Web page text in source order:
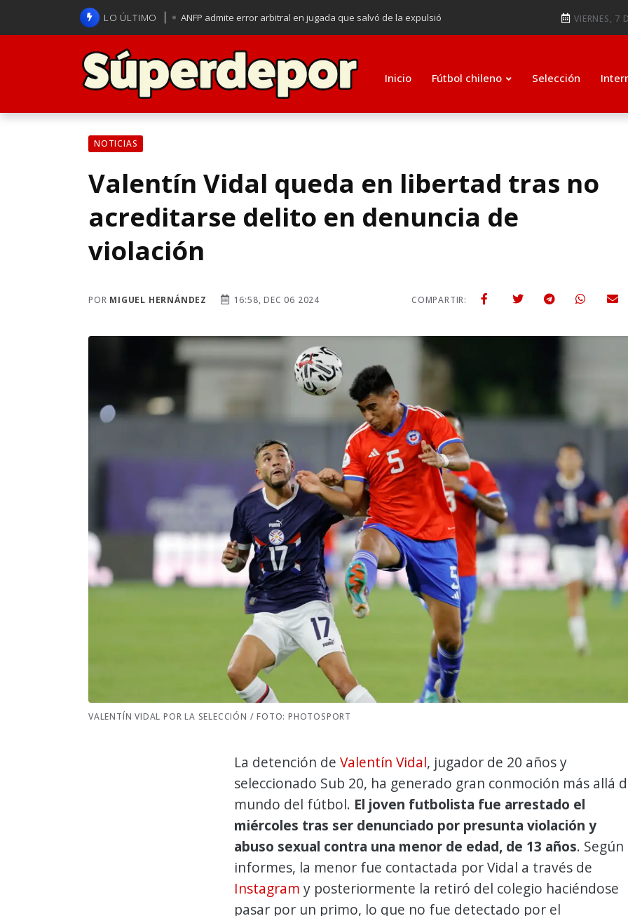
LO ÚLTIMO ANFP admite error arbitral en jugada que salvó de la expulsió
La U se aferra a la esperanza de clasificar a octavos de
Brasil anuncia a Carlo Ancelotti como su nuevo entrenador para
VIERNES, 7
Inicio Fútbol chileno Selección
NOTICIAS
Valentín Vidal queda en libertad tras no
acreditarse delito en denuncia de
violación
POR MIGUEL HERNÁNDEZ 16:58, DEC 06 2024 COMPARTIR:
VALENTÍN VIDAL POR LA SELECCIÓN / FOTO: PHOTOSPORT
La detención de Valentín Vidal, jugador de 20 años y
seleccionado Sub 20, ha generado gran conmoción más allá
mundo del fútbol. El joven futbolista fue arrestado el
miércoles tras ser denunciado por presunta violación y
abuso sexual contra una menor de edad, de 13 años. Según
informes, la menor fue contactada por Vidal a través de
Instagram y posteriormente la retiró del colegio haciéndose
pasar por un primo, lo que no fue detectado por el